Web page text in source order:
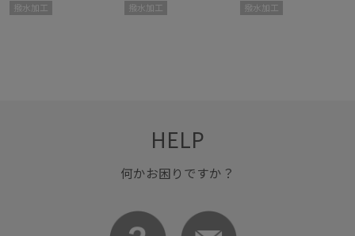
撥水加工 撥水加工 撥水加工
HELP
何かお困りですか？